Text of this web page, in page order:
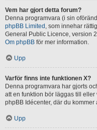
Vem har gjort detta forum?
Denna programvara (i sin
phpBB Limited , som innehar
General Public Licence, version
Om phpBB för mer information.
Upp
Varför finns inte funktionen X?
Denna programvara har gjorts
att en funktion bör läggas till
phpBB Idécenter, där du kommer
Upp